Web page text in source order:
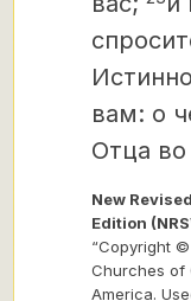
вам: о
Отца
New
Edition
“Copyright
Churches of
America.